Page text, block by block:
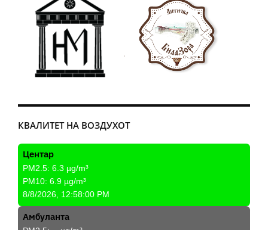
КВАЛИТЕТ НА ВОЗДУХОТ
Центар
PM2.5: 6.3 µg/m³
PM10: 6.9 µg/m³
8/8/2026, 12:58:00 PM
Амбуланта